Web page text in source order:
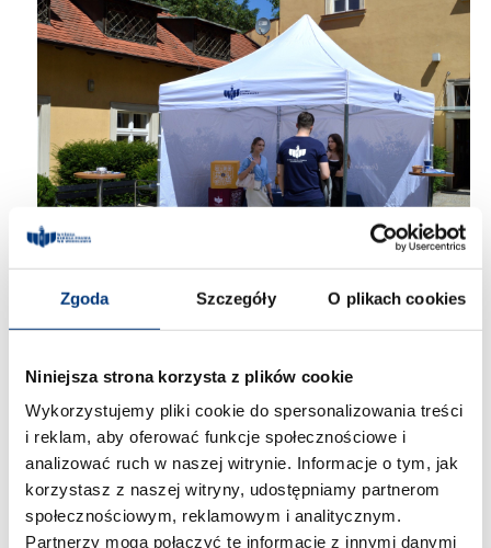
Zgoda Szczegóły O plikach cookies
Niniejsza strona korzysta z plików cookie
Wykorzystujemy pliki cookie do spersonalizowania treści
i reklam, aby oferować funkcje społecznościowe i
analizować ruch w naszej witrynie. Informacje o tym, jak
korzystasz z naszej witryny, udostępniamy partnerom
społecznościowym, reklamowym i analitycznym.
Partnerzy mogą połączyć te informacje z innymi danymi